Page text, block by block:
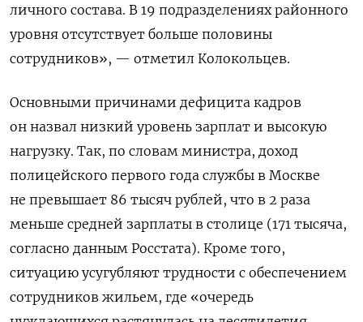
личного состава. В 19 подразделениях районного
уровня отсутствует больше половины
сотрудников», — отметил Колокольцев.
Основными причинами дефицита кадров
он назвал низкий уровень зарплат и высокую
нагрузку. Так, по словам министра, доход
полицейского первого года службы в Москве
не превышает 86 тысяч рублей, что в 2 раза
меньше средней зарплаты в столице (171 тысяча,
согласно данным Росстата). Кроме того,
ситуацию усугубляют трудности с обеспечением
сотрудников жильем, где «очередь